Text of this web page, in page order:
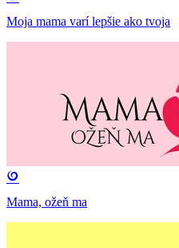
Moja mama varí lepšie ako tvoja
Mama, ožeň ma